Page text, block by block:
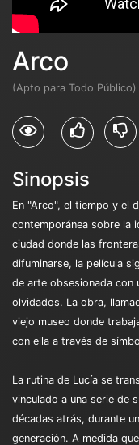
Arco
(Apto para Todo Público)
Sinopsis
En "Arco", el tiempo y el
contemporánea sobre la
ciudad donde las
difuminarse, la película
de arte obsesionada con
olvidados. La obra,
viejo museo donde
con ella a través de
La rutina de Lucía se
vinculado a una serie de
décadas atrás, durante
generación. A medida